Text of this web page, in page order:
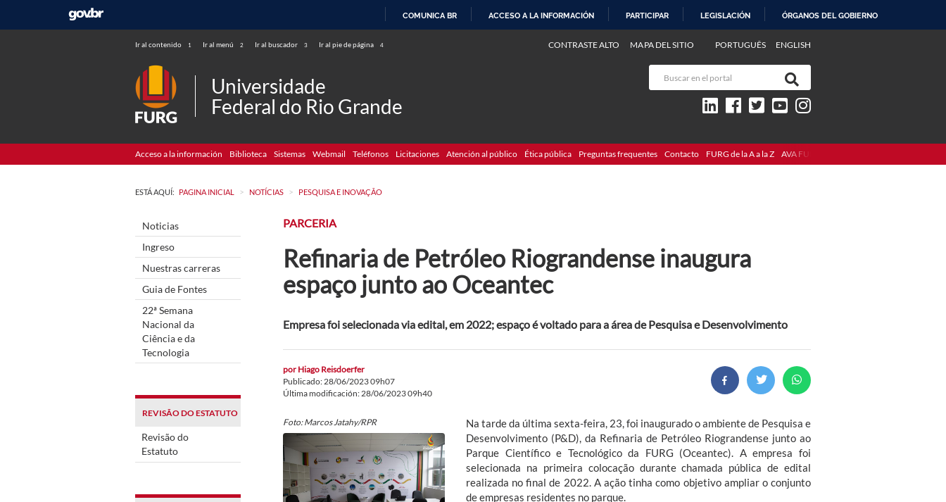
COMUNICA BR ACCESO A LA INFORMACIÓN PARTICIPAR LEGISLACIÓN ÓRGANOS DEL GOBIERNO
Ir al contenido 1 Ir al menú 2 Ir al buscador 3 Ir al pie de página 4 PORTUGUÊS ENGLISH
CONTRASTE ALTO MAPA DEL SITIO
Universidade
Federal do Rio Grande
Acceso a la información Biblioteca Sistemas Webmail Teléfonos Licitaciones Atención al público Ética pública Preguntas frequentes Contacto FURG de la A a la Z AVA FURG
ESTÁ AQUÍ: PAGINA INICIAL > NOTÍCIAS > PESQUISA E INOVAÇÃO
Noticias
Ingreso
Nuestras carreras
Guia de Fontes
22ª Semana
Nacional da
Ciência e da
Tecnologia
REVISÃO DO ESTATUTO
Revisão do
Estatuto
PARCERIA
Refinaria de Petróleo Riograndense inaugura
espaço junto ao Oceantec
Empresa foi selecionada via edital, em 2022; espaço é voltado para a área de Pesquisa e Desenvolvimento
por Hiago Reisdoerfer
Publicado: 28/06/2023 09h07
Última modificación: 28/06/2023 09h40
Foto: Marcos Jatahy/RPR
Na tarde da última sexta-feira, 23, foi inaugurado o ambiente de Pesquisa e
Desenvolvimento (P&D), da Refinaria de Petróleo Riograndense junto ao
Parque Científico e Tecnológico da FURG (Oceantec). A empresa foi
selecionada na primeira colocação durante chamada pública de edital
realizada no final de 2022. A ação tinha como objetivo ampliar o conjunto
de empresas residentes no parque.